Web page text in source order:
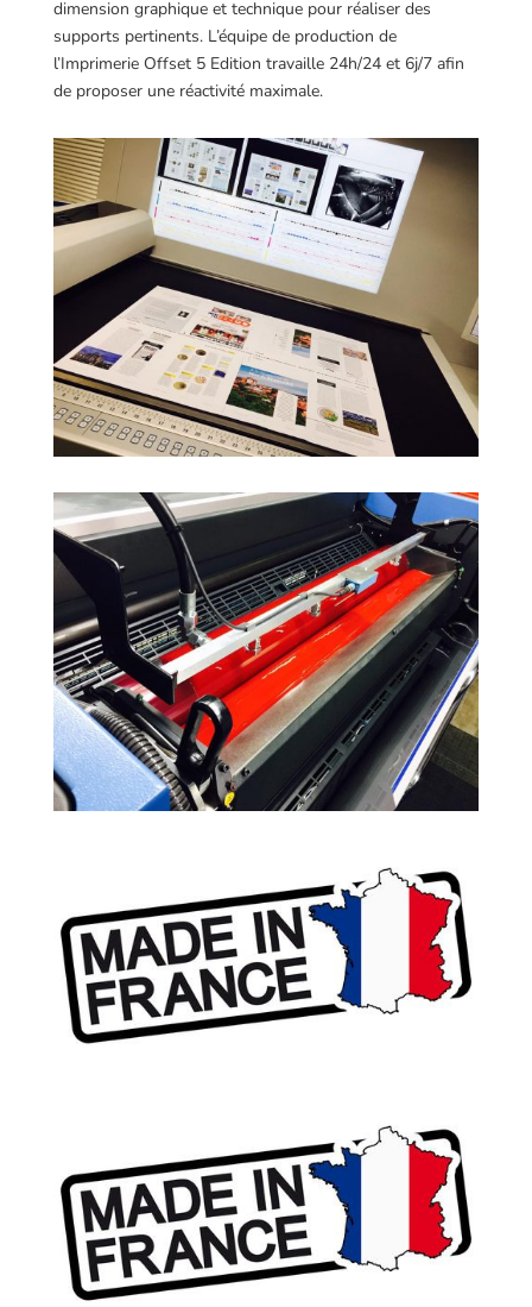
dimension graphique et technique pour réaliser des
supports pertinents. L’équipe de production de
l’Imprimerie Offset 5 Edition travaille 24h/24 et 6j/7 afin
de proposer une réactivité maximale.